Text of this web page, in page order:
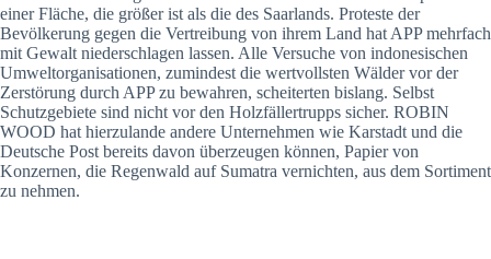
einer Fläche, die größer ist als die des Saarlands. Proteste der
Bevölkerung gegen die Vertreibung von ihrem Land hat APP mehrfach
mit Gewalt niederschlagen lassen. Alle Versuche von indonesischen
Umweltorganisationen, zumindest die wertvollsten Wälder vor der
Zerstörung durch APP zu bewahren, scheiterten bislang. Selbst
Schutzgebiete sind nicht vor den Holzfällertrupps sicher. ROBIN
WOOD hat hierzulande andere Unternehmen wie Karstadt und die
Deutsche Post bereits davon überzeugen können, Papier von
Konzernen, die Regenwald auf Sumatra vernichten, aus dem Sortiment
zu nehmen.